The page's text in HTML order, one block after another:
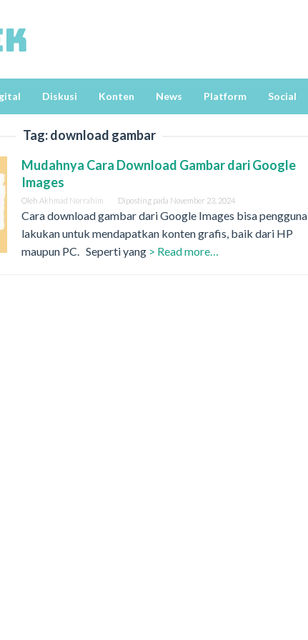
Diskusi Konten News Platform Social
Tag:download gambar
Mudahnya Cara Download Gambar dari Google
Images
Oleh Akhmad Norrahim Diposting pada November 23, 2024
Cara download gambar dari Google Images bisa pengguna
lakukan untuk mendapatkan konten grafis, baik dari HP
maupun PC. Seperti yang > Read more…